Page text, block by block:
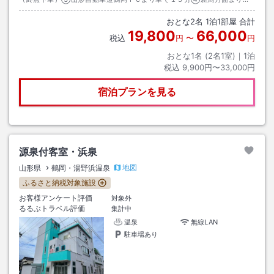
７、由良から県道５０号⑤秋田方面よりＲ７、新両羽橋過ぎの綿町交差点
おとな2名 1泊1部屋 合計
税込 19,800円 〜 66,000円
おとな1名 (2名1室)｜ 1泊
税込 9,900円〜33,000円
宿泊プランを見る
源泉付客室・浜泉
山形県 鶴岡・湯野浜温泉
地図
ふるさと納税対象施設
お客様アンケート評価
対象外
るるぶトラベル評価
集計中
温泉
無線LAN
駐車場あり